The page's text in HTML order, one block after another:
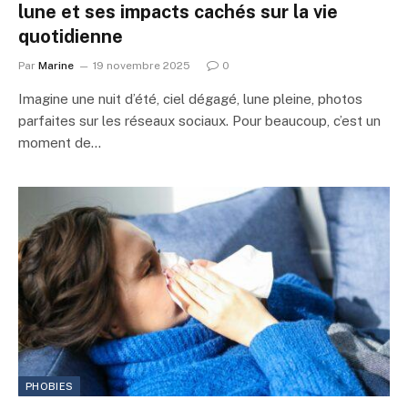
lune et ses impacts cachés sur la vie
quotidienne
Par Marine 19 novembre 2025 0
Imagine une nuit d’été, ciel dégagé, lune pleine, photos
parfaites sur les réseaux sociaux. Pour beaucoup, c’est un
moment de…
PHOBIES